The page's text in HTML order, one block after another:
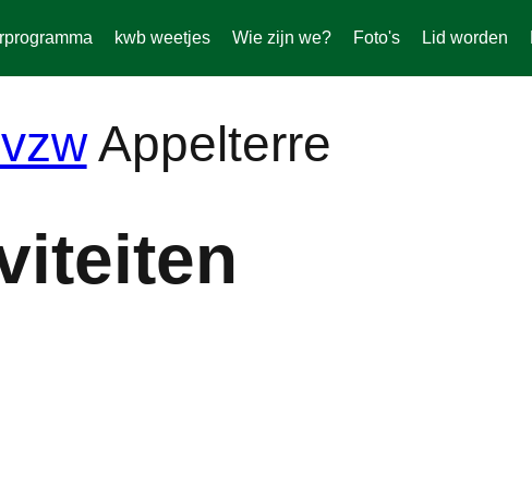
kwb weetjes Wie zijn we? Foto's Lid worden
Appelterre